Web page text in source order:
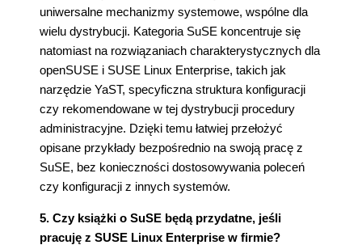
uniwersalne mechanizmy systemowe, wspólne dla
wielu dystrybucji. Kategoria SuSE koncentruje się
natomiast na rozwiązaniach charakterystycznych dla
openSUSE i SUSE Linux Enterprise, takich jak
narzędzie YaST, specyficzna struktura konfiguracji
czy rekomendowane w tej dystrybucji procedury
administracyjne. Dzięki temu łatwiej przełożyć
opisane przykłady bezpośrednio na swoją pracę z
SuSE, bez konieczności dostosowywania poleceń
czy konfiguracji z innych systemów.
5. Czy książki o SuSE będą przydatne, jeśli
pracuję z SUSE Linux Enterprise w firmie?